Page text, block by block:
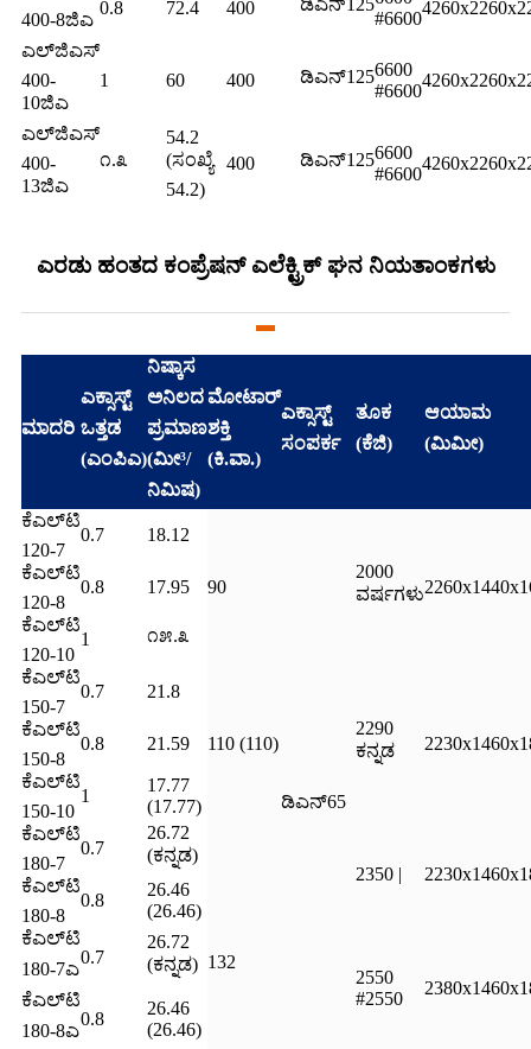
400-8ಜಿಎ
0.8 72.4 400
#6600
ಎಲ್‌ಜಿಎಸ್
400-
10ಜಿಎ
1 60 400 ಡಿಎನ್1256600
#6600
ಎಲ್‌ಜಿಎಸ್
400-
13ಜಿಎ
೧.೩
54.2
(ಸಂಖ್ಯೆ
54.2)
400 ಡಿಎನ್1256600
#6600
ಎರಡು ಹಂತದ ಕಂಪ್ರೆಷನ್ ಎಲೆಕ್ಟ್ರಿಕ್ ಘನ ನಿಯತಾಂಕಗಳು
ಮಾದರಿ
ಎಕ್ಸಾಸ್ಟ್
ಒತ್ತಡ
(ಎಂಪಿಎ)
ನಿಷ್ಕಾಸ
ಅನಿಲದ
ಪ್ರಮಾಣ
(ಮೀ³/
ನಿಮಿಷ)
ಮೋಟಾರ್
ಶಕ್ತಿ
(ಕಿ.ವಾ.)
ಎಕ್ಸಾಸ್ಟ್
ಸಂಪರ್ಕ
ತೂಕ
(ಕೆಜಿ)
ಆಯಾಮ
(ಮಿಮೀ)
ಕೆಎಲ್‌ಟಿ
120-7
0.7 18.12
90
ಡಿಎನ್65
2000
ವರ್ಷಗಳು
ಕೆಎಲ್‌ಟಿ
120-8
0.8
17.95
ಕೆಎಲ್‌ಟಿ
120-10
1 ೧೫.೩
ಕೆಎಲ್‌ಟಿ
150-7
0.7 21.8
110 (110)
2290
ಕನ್ನಡ
ಕೆಎಲ್‌ಟಿ
150-8
0.8
21.59
ಕೆಎಲ್‌ಟಿ
150-10
1
17.77
(17.77)
ಕೆಎಲ್‌ಟಿ
180-7
0.7
26.72
(ಕನ್ನಡ)
132
2350 |
ಕೆಎಲ್‌ಟಿ
180-8
0.8
26.46
(26.46)
ಕೆಎಲ್‌ಟಿ
180-7ಎ
0.7
26.72
(ಕನ್ನಡ)
2550
#2550
ಕೆಎಲ್‌ಟಿ
180-8ಎ
0.8
26.46
(26.46)